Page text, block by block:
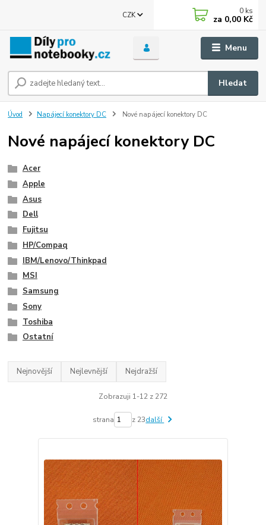
Menu
CZK
Hledat
0 ks
za 0,00 Kč
Úvod Napájecí konektory DC Nové napájecí konektory DC
Nové napájecí konektory DC
Acer
Apple
Asus
Dell
Fujitsu
HP/Compaq
IBM/Lenovo/Thinkpad
MSI
Samsung
Sony
Toshiba
Ostatní
Nejnovější Nejlevnější Nejdražší
Zobrazuji 1-12 z 272
strana z 23další